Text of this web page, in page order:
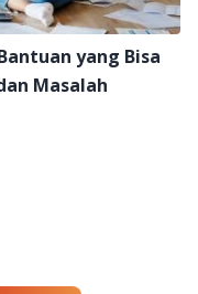
yang Bisa
Masalah